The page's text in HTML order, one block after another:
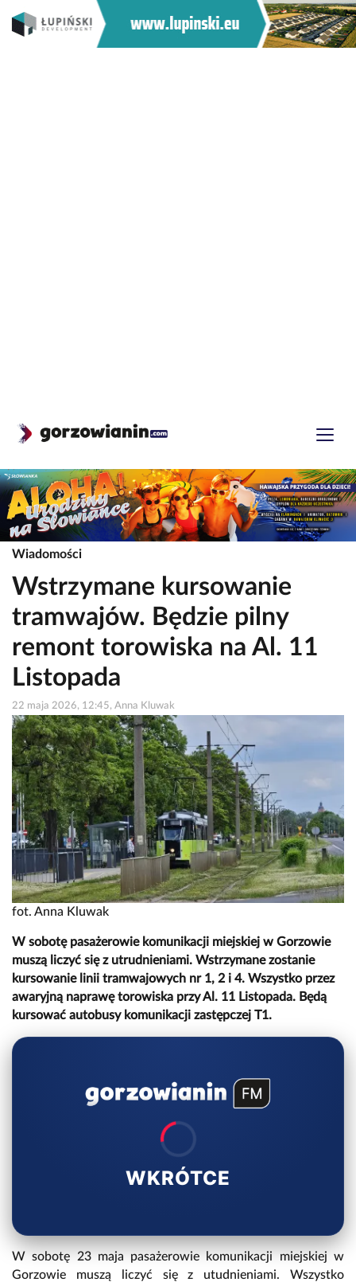
Wiadomości
Wstrzymane kursowanie
tramwajów. Będzie pilny
remont torowiska na Al. 11
Listopada
22 maja 2026, 12:45, Anna Kluwak
fot. Anna Kluwak
W sobotę pasażerowie komunikacji miejskiej w Gorzowie
muszą liczyć się z utrudnieniami. Wstrzymane zostanie
kursowanie linii tramwajowych nr 1, 2 i 4. Wszystko przez
awaryjną naprawę torowiska przy Al. 11 Listopada. Będą
kursować autobusy komunikacji zastępczej T1.
WKRÓTCE
W sobotę 23 maja pasażerowie komunikacji miejskiej w
Gorzowie muszą liczyć się z utudnieniami. Wszystko